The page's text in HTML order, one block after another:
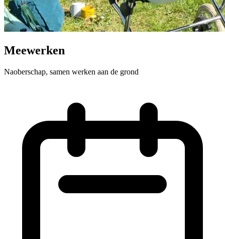
Meewerken
Naoberschap, samen werken aan de grond